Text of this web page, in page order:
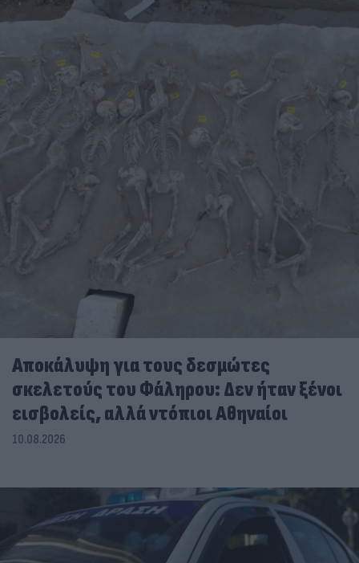
Αποκάλυψη για τους δεσμώτες
σκελετούς του Φάληρου: Δεν ήταν ξένοι
εισβολείς, αλλά ντόπιοι Αθηναίοι
10.08.2026